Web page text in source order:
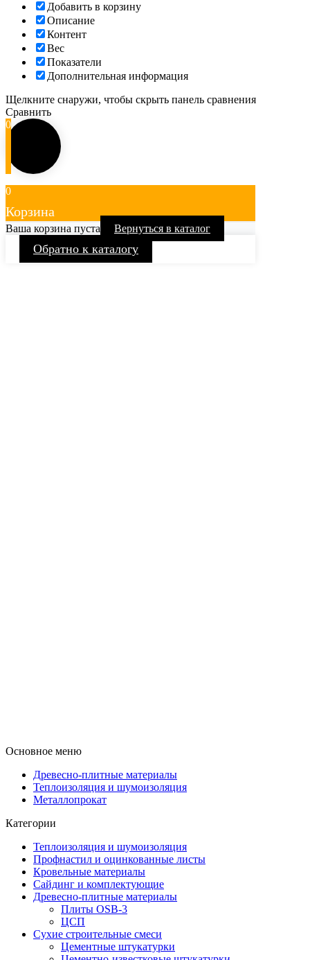
Добавить в корзину
Описание
Контент
Вес
Показатели
Дополнительная информация
Щелкните снаружи, чтобы скрыть панель сравнения
Сравнить
0
0
Корзина
Ваша корзина пуста Вернуться в каталог
Обратно к каталогу
Основное меню
Древесно-плитные материалы
Теплоизоляция и шумоизоляция
Металлопрокат
Категории
Теплоизоляция и шумоизоляция
Профнастил и оцинкованные листы
Кровельные материалы
Сайдинг и комплектующие
Древесно-плитные материалы
Плиты OSB-3
ЦСП
Сухие строительные смеси
Цементные штукатурки